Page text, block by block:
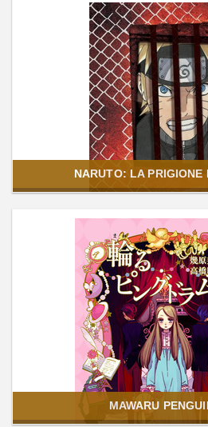
NARUTO: LA PRIGIONE
MAWARU